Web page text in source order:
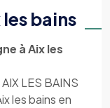
les bains
à Aix les
LES BAINS
les bains en